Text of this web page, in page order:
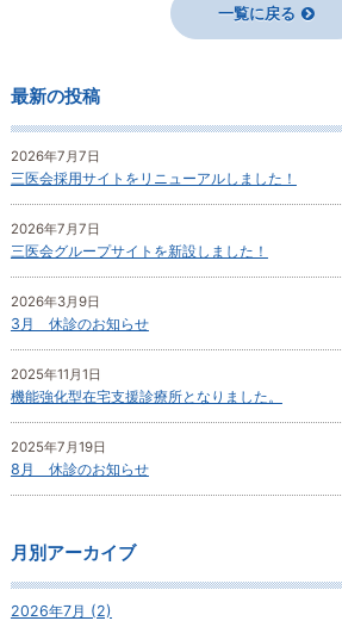
一覧に戻る
最新の投稿
2026年7月7日
三医会採用サイトをリニューアルしました！
2026年7月7日
三医会グループサイトを新設しました！
2026年3月9日
3月 休診のお知らせ
2025年11月1日
機能強化型在宅支援診療所となりました。
2025年7月19日
8月 休診のお知らせ
月別アーカイブ
2026年7月 (2)